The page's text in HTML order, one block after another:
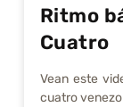
Ritmo
Cuatro
Vean este
cuatro